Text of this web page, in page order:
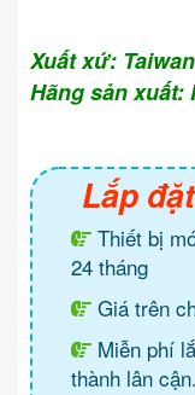
Xuất xứ: Taiwan
Hãng sản xuất:
Lắp
Thiết bị
24 tháng
Giá trên
Miễn phí
thành lân cận.